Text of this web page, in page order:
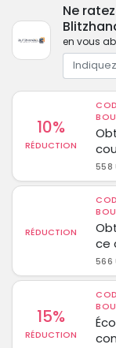
Ne
en vous
10%
RÉDUCTION
558
RÉDUCTION
ce
566
15%
RÉDUCTION